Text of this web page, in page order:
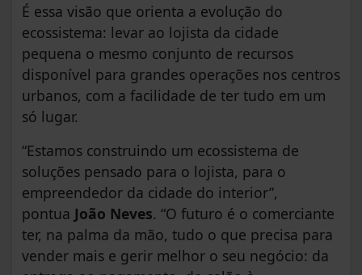
É essa visão que orienta a evolução do
ecossistema: levar ao lojista da cidade
pequena o mesmo conjunto de recursos
disponível para grandes operações nos centros
urbanos, com a facilidade de ter tudo em um
só lugar.
“Estamos construindo um ecossistema de
soluções pensado para o lojista, para o
empreendedor da cidade do interior”,
pontua João Neves. “O futuro é o comerciante
ter, na palma da mão, tudo o que precisa para
vender mais e gerir melhor o seu negócio: da